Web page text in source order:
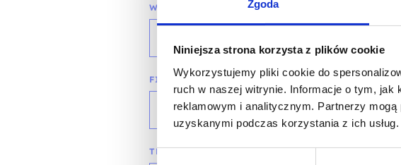
Zgoda
Niniejsza strona korzysta z plików cookie
Wykorzystujemy pliki cookie do
ruch w naszej witrynie. Informacje o tym, jak
reklamowym i analitycznym. Partnerzy
uzyskanymi podczas korzystania z ich usług.
Wybór
WOJEWÓDZTWO*
FIRMA
TREŚĆ WIADOMOŚCI*